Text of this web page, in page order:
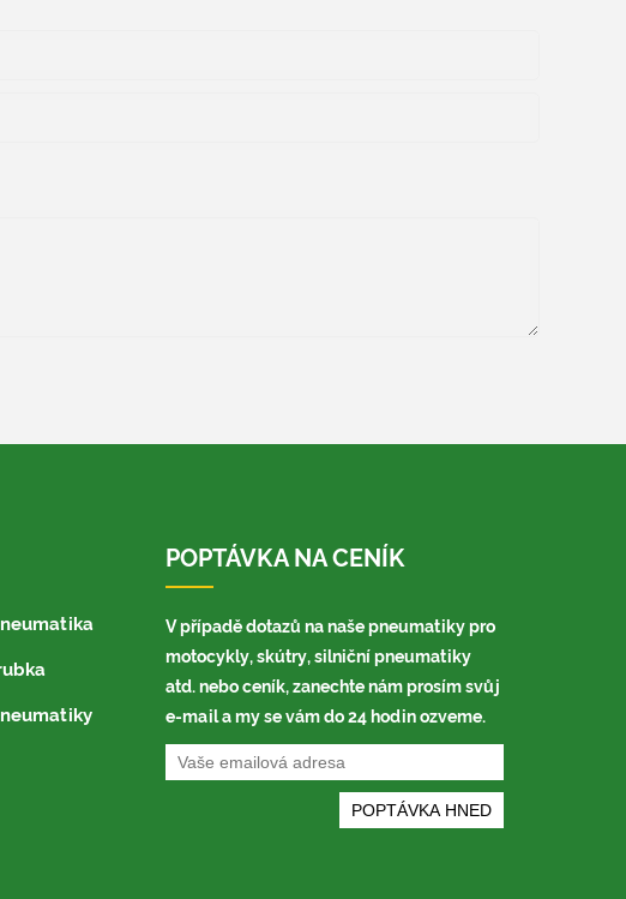
POPTÁVKA NA CENÍK
V případě dotazů na naše pneumatiky pro
motocykly, skútry, silniční pneumatiky
atd. nebo ceník, zanechte nám prosím svůj
e-mail a my se vám do 24 hodin ozveme.